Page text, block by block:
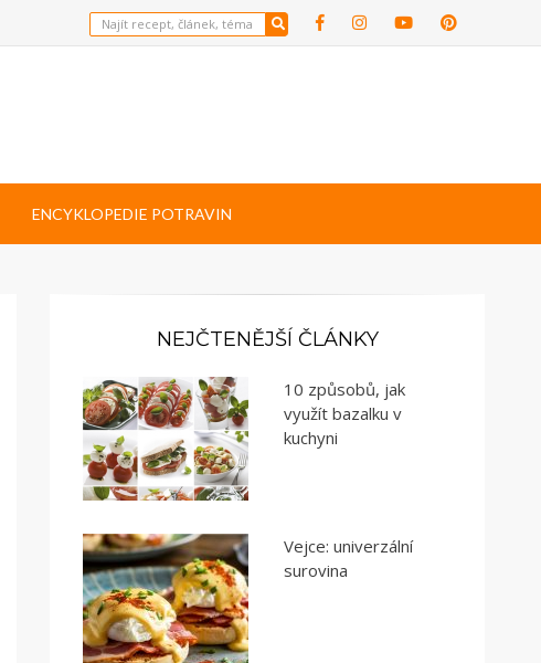
ENCYKLOPEDIE POTRAVIN
NEJČTENĚJŠÍ ČLÁNKY
10 způsobů, jak
využít bazalku v
kuchyni
Vejce: univerzální
surovina